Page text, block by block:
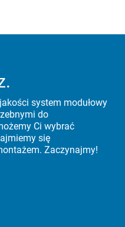
system modułowy
do
Ci wybrać
się
Zaczynajmy!